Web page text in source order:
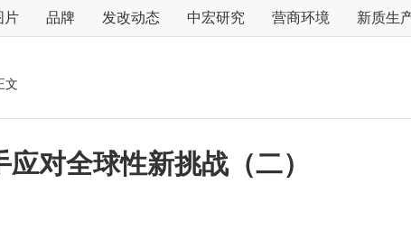
片 品牌 发改动态 中宏研究 营商环境 新质生
文
对全球性新挑战（二）